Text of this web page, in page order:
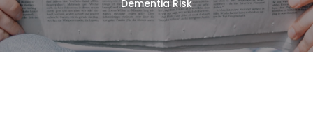
Dementia Risk